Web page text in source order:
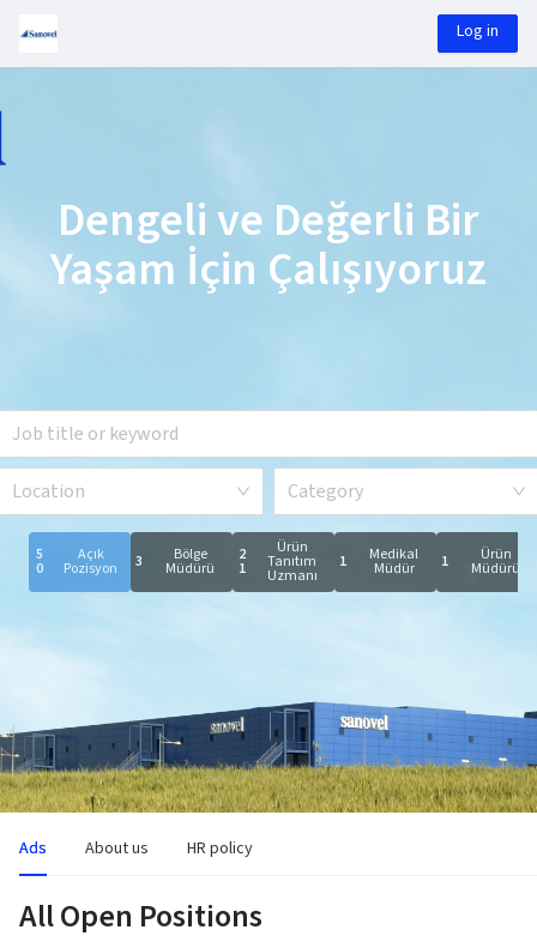
Log in
Dengeli ve Değerli Bir
Yaşam İçin Çalışıyoruz
Location Category
5
0
Açık
Pozisyon 3 Bölge
Müdürü
2
1
Ürün
Tanıtım
Uzmanı
1 Medikal
Müdür 1 Ürün
Müdürü
Ads About us HR policy
All Open Positions